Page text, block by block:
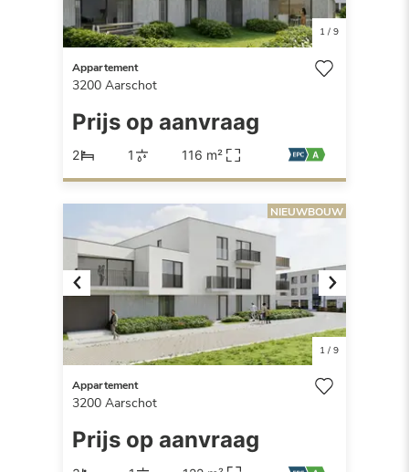
1/ 9
Appartement
3200 Aarschot
Prijs op aanvraag
2 1 116 m²
Previous Next
1/ 9
NIEUWBOUW
Appartement
3200 Aarschot
Prijs op aanvraag